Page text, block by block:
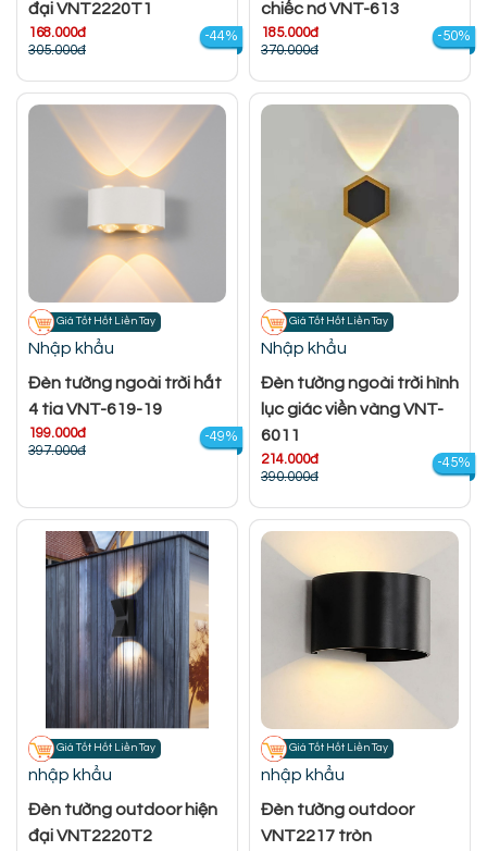
đại VNT2220T1
168.000đ
305.000đ
-44%
chiếc nơ VNT-613
185.000đ
370.000đ
-50%
Giá Tốt Hốt Liền Tay
Nhập khẩu
Đèn tường ngoài trời hắt
4 tia VNT-619-19
199.000đ
397.000đ
-49%
Giá Tốt Hốt Liền Tay
Nhập khẩu
Đèn tường ngoài trời hình
lục giác viền vàng VNT-
6011
214.000đ
390.000đ
-45%
Giá Tốt Hốt Liền Tay
nhập khẩu
Đèn tường outdoor hiện
đại VNT2220T2
Giá Tốt Hốt Liền Tay
nhập khẩu
Đèn tường outdoor
VNT2217 tròn